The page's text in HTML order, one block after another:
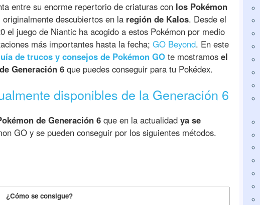
entre su enorme repertorio de criaturas con los Pokémon
originalmente descubiertos en la región de Kalos. Desde el
el juego de Niantic ha acogido a estos Pokémon por medio
más importantes hasta la fecha; GO Beyond. En este
de trucos y consejos de Pokémon GO te mostramos el
Generación 6 que puedes conseguir para tu Pokédex.
disponibles de la Generación 6
de Generación 6 que en la actualidad ya se
GO y se pueden conseguir por los siguientes métodos.
¿Cómo se consigue?